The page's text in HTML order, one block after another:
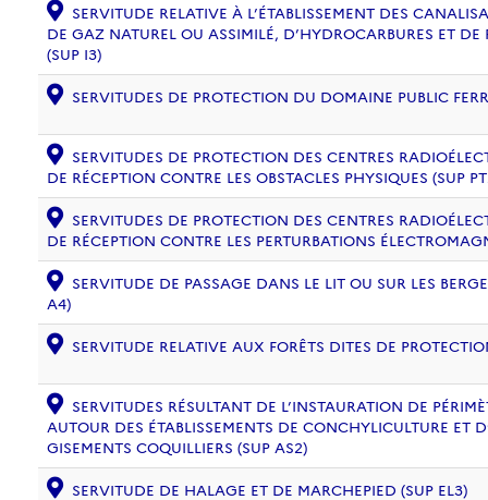
SERVITUDE RELATIVE À L’ÉTABLISSEMENT DES
DE GAZ NATUREL OU ASSIMILÉ, D’HYDROCARBURES ET
(SUP I3)
SERVITUDES DE PROTECTION DU DOMAINE PUBLIC
SERVITUDES DE PROTECTION DES CENTRES
DE RÉCEPTION CONTRE LES OBSTACLES PHYSIQUES (SUP
SERVITUDES DE PROTECTION DES CENTRES
DE RÉCEPTION CONTRE LES PERTURBATIONS
SERVITUDE DE PASSAGE DANS LE LIT OU SUR LES
A4)
SERVITUDE RELATIVE AUX FORÊTS DITES DE
SERVITUDES RÉSULTANT DE L’INSTAURATION DE
AUTOUR DES ÉTABLISSEMENTS DE CONCHYLICULTURE ET
GISEMENTS COQUILLIERS (SUP AS2)
SERVITUDE DE HALAGE ET DE MARCHEPIED (SUP EL3)